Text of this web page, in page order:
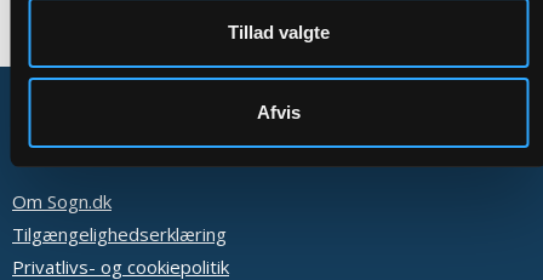
Tillad valgte
Afvis
Om Sogn.dk
Tilgængelighedserklæring
Privatlivs- og cookiepolitik